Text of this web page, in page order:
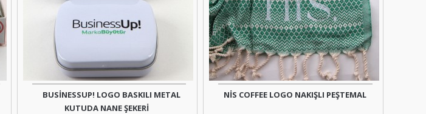
BUSİNESSUP! LOGO BASKILI METAL
KUTUDA NANE ŞEKERİ
NİS COFFEE LOGO NAKIŞLI PEŞTEMAL